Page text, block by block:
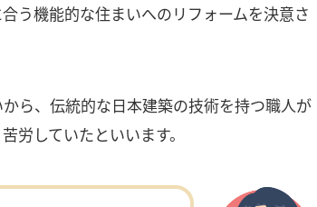
う機能的な住まいへのリフォームを決意さ
ら、伝統的な日本建築の技術を持つ職人が
労していたといいます。